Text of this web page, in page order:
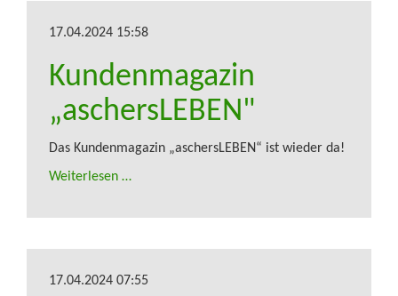
17.04.2024 15:58
Kundenmagazin
„aschersLEBEN"
Das Kundenmagazin „aschersLEBEN“ ist wieder da!
Weiterlesen …
17.04.2024 07:55